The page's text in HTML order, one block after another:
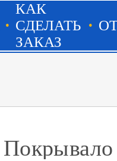
КАК
СДЕЛАТЬ
ЗАКАЗ